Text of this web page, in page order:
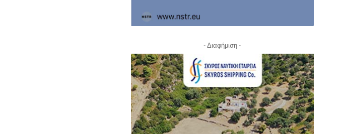
- Διαφήμιση -